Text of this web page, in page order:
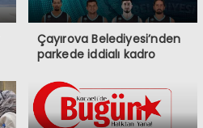
Çayırova Belediyesi’nden
parkede iddialı kadro